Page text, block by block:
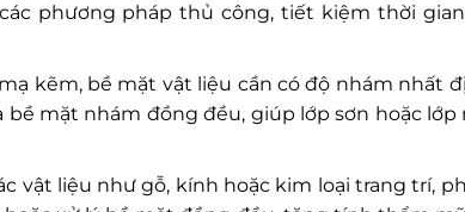
phương pháp thủ công, tiết kiệm thời
kẽm, bề mặt vật liệu cần có độ nhám nhất
mặt nhám đồng đều, giúp lớp sơn hoặc lớp
vật liệu như gỗ, kính hoặc kim loại trang trí,